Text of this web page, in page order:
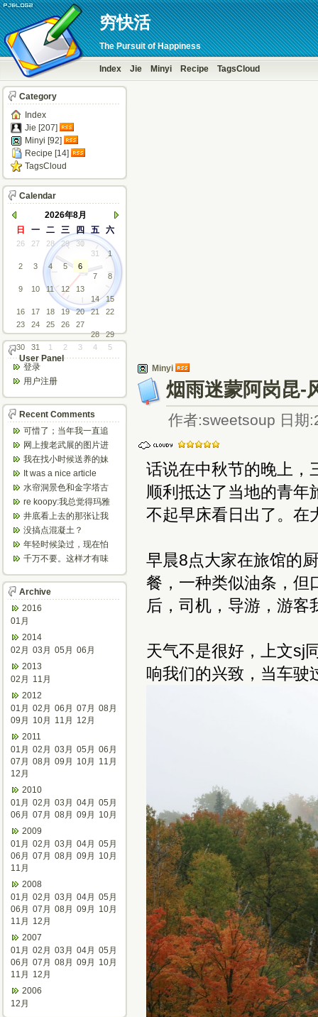
穷快活
The Pursuit of Happiness
Index Jie Minyi Recipe TagsCloud
Minyi
烟雨迷蒙阿岗昆-
作者:sweetsoup 日期
话说在中秋节的晚上，
顺利抵达了当地的青年
不起早床看日出了。在
早晨8点大家在旅馆的
餐，一种类似油条，但
后，司机，导游，游客
天气不是很好，上文sj
响我们的兴致，当车驶
Category
Index
Jie [207]
Minyi [92]
Recipe [14]
TagsCloud
Calendar
2026年8月
日
一 二 三 四 五 六
26 27 28 29
30
31
1
2
3 4 5
6
7
8
9
10 11 12
13
14
15
16
17 18 19 20 21
22
23
24 25 26
27
28
29
30
31 1 2 3 4 5
User Panel
登录
用户注册
Recent Comments
可惜了；当年我一直追
着这个，看博主夫妇一
步步在多伦...
网上搜老武展的图片进
来了，一晃是你十年前
的帖子，时...
我在找小时候送养的妹
妹，有人QQ找我说找到
了匹配的...
It was a nice article
and...
水帘洞景色和金字塔古
迹都不错。
re koopy:我总觉得玛雅
人见过外星人。不然哪...
井底看上去的那张让我
想起了蝙蝠侠。。下棋
那张会不会...
没搞点混凝土？
年轻时候染过，现在怕
伤头发不敢染了。不过
千万不要。这样才有味
气场。
Archive
2016
01月
2014
02月 03月 05月 06月
2013
02月
11月
2012
01月 02月 06月 07月 08月
09月
10月 11月
12月
2011
01月 02月 03月 05月 06月
07月 08月 09月 10月
11月
12月
2010
01月 02月 03月 04月 05月
06月 07月 08月 09月
10月
2009
01月 02月 03月 04月 05月
06月 07月 08月 09月
10月
11月
2008
01月 02月 03月 04月 05月
06月 07月 08月 09月
10月
11月
12月
2007
01月 02月 03月 04月 05月
06月 07月 08月 09月
10月
11月
12月
2006
12月